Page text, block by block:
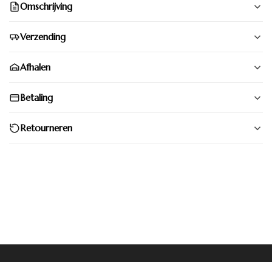
Omschrijving
Verzending
Afhalen
Betaling
Retourneren